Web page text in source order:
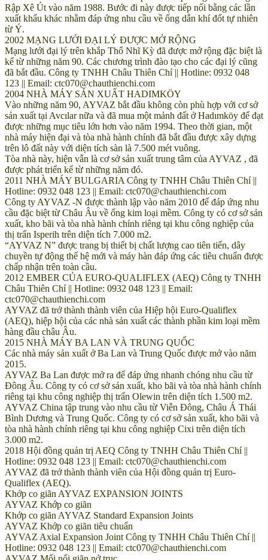
Rập Xê Út vào năm 1988. Bước đi này được tiếp nối bằng các lần
xuất khẩu khác nhằm đáp ứng nhu cầu về ống dẫn khí đốt tự nhiên
từ Ý.
2002 MẠNG LƯỚI ĐẠI LÝ ĐƯỢC MỞ RỘNG
Mạng lưới đại lý trên khắp Thổ Nhĩ Kỳ đã được mở rộng đặc biệt là
kể từ những năm 90. Các chương trình đào tạo cho các đại lý cũng
đã bắt đầu. Công ty TNHH Châu Thiên Chí || Hotline: 0932 048
123 || Email: ctc070@chauthienchi.com
2004 NHÀ MÁY SẢN XUẤT HADIMKÖY
Vào những năm 90, AYVAZ bắt đầu không còn phù hợp với cơ sở
sản xuất tại Avcılar nữa và đã mua một mảnh đất ở Hadımköy để đạt
được những mục tiêu lớn hơn vào năm 1994. Theo thời gian, một
nhà máy hiện đại và tòa nhà hành chính đã bắt đầu được xây dựng
trên lô đất này với diện tích sàn là 7.500 mét vuông.
Tòa nhà này, hiện vẫn là cơ sở sản xuất trung tâm của AYVAZ , đã
được phát triển kể từ những năm đó.
2011 NHÀ MÁY BULGARIA Công ty TNHH Châu Thiên Chí ||
Hotline: 0932 048 123 || Email: ctc070@chauthienchi.com
Công ty AYVAZ -N được thành lập vào năm 2010 để đáp ứng nhu
cầu đặc biệt từ Châu Âu về ống kim loại mềm. Công ty có cơ sở sản
xuất, kho bãi và tòa nhà hành chính riêng tại khu công nghiệp của
thị trấn Isperih trên diện tích 7.000 m2.
“AYVAZ N” được trang bị thiết bị chất lượng cao tiên tiến, dây
chuyền tự động thế hệ mới và máy hàn đáp ứng các tiêu chuẩn được
chấp nhận trên toàn cầu.
2012 EMBER CỦA EURO-QUALIFLEX (AEQ) Công ty TNHH
Châu Thiên Chí || Hotline: 0932 048 123 || Email:
ctc070@chauthienchi.com
AYVAZ đã trở thành thành viên của Hiệp hội Euro-Qualiflex
(AEQ), hiệp hội của các nhà sản xuất các thành phần kim loại mềm
hàng đầu châu Âu.
2015 NHÀ MÁY BA LAN VÀ TRUNG QUỐC
Các nhà máy sản xuất ở Ba Lan và Trung Quốc được mở vào năm
2015.
AYVAZ Ba Lan được mở ra để đáp ứng nhanh chóng nhu cầu từ
Đông Âu. Công ty có cơ sở sản xuất, kho bãi và tòa nhà hành chính
riêng tại khu công nghiệp thị trấn Olewin trên diện tích 1.500 m2.
AYVAZ China tập trung vào nhu cầu từ Viễn Đông, Châu Á Thái
Bình Dương và Trung Quốc. Công ty có cơ sở sản xuất, kho bãi và
tòa nhà hành chính riêng tại khu công nghiệp Cixi trên diện tích
3.000 m2.
2018 Hội đồng quản trị AEQ Công ty TNHH Châu Thiên Chí ||
Hotline: 0932 048 123 || Email: ctc070@chauthienchi.com
AYVAZ đã trở thành thành viên của Hội đồng quản trị Euro-
Qualiflex (AEQ).
Khớp co giãn AYVAZ EXPANSION JOINTS
AYVAZ Khớp co giãn
Khớp co giãn AYVAZ Standard Expansion Joints
AYVAZ Khớp co giãn tiêu chuẩn
AYVAZ Axial Expansion Joint Công ty TNHH Châu Thiên Chí ||
Hotline: 0932 048 123 || Email: ctc070@chauthienchi.com